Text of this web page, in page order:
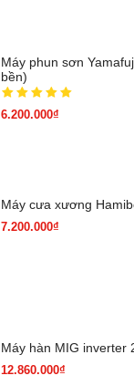
Máy phun sơn
bền)
6.200.000₫
Máy cưa xương
7.200.000₫
Máy hàn MIG inverter
12.860.000₫